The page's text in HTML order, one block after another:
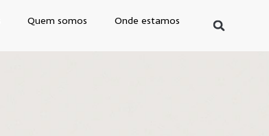
Quem somos Onde estamos